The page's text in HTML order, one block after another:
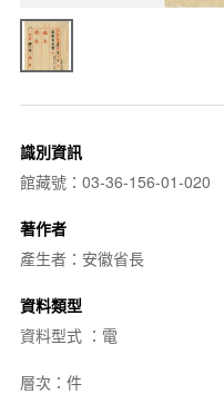
識別資訊
館藏號：03-36-156-01-020
著作者
產生者：安徽省長
資料類型
資料型式 ：電
層次：件